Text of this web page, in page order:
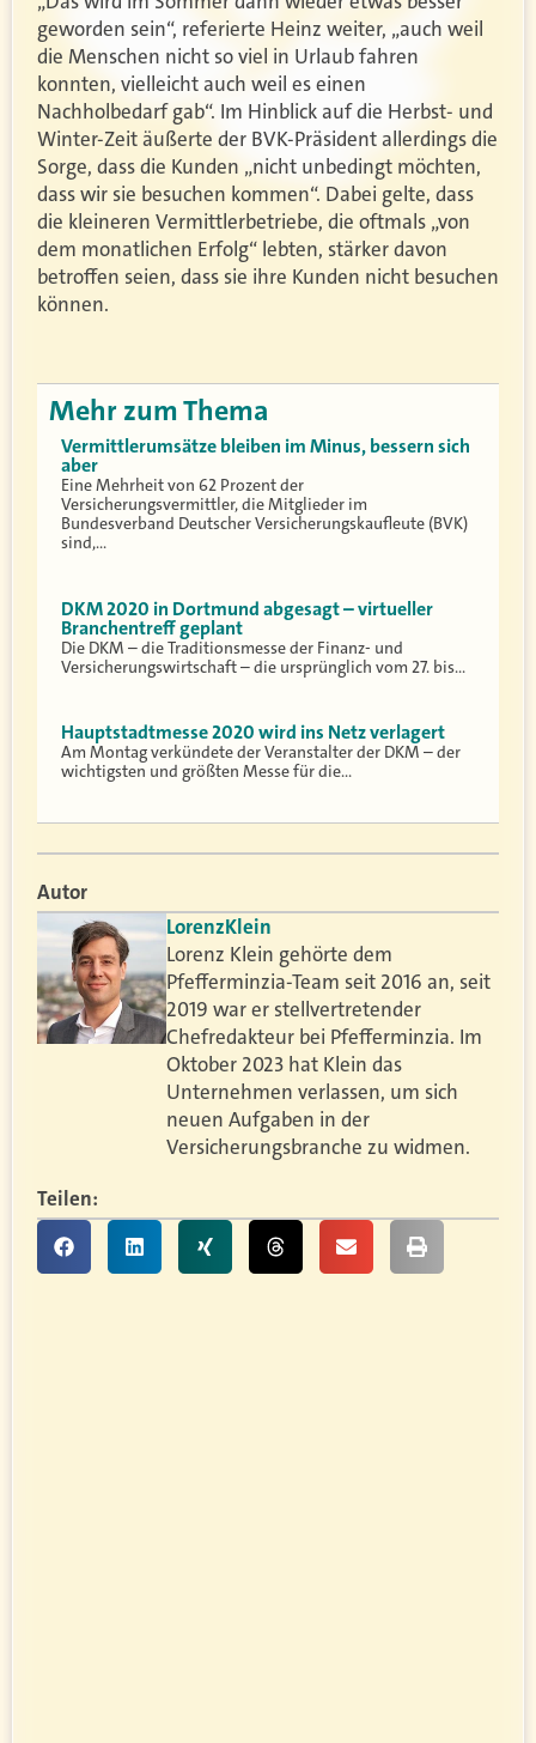
geworden sein“, referierte Heinz weiter, „auch weil
die Menschen nicht so viel in Urlaub fahren
konnten, vielleicht auch weil es einen
Nachholbedarf gab“. Im Hinblick auf die Herbst- und
Winter-Zeit äußerte der BVK-Präsident allerdings die
Sorge, dass die Kunden „nicht unbedingt möchten,
dass wir sie besuchen kommen“. Dabei gelte, dass
die kleineren Vermittlerbetriebe, die oftmals „von
dem monatlichen Erfolg“ lebten, stärker davon
betroffen seien, dass sie ihre Kunden nicht besuchen
können.
Mehr zum Thema
Vermittlerumsätze bleiben im Minus, bessern sich
aber
Eine Mehrheit von 62 Prozent der
Versicherungsvermittler, die Mitglieder im
Bundesverband Deutscher Versicherungskaufleute (BVK)
sind,…
DKM 2020 in Dortmund abgesagt – virtueller
Branchentreff geplant
Die DKM – die Traditionsmesse der Finanz- und
Versicherungswirtschaft – die ursprünglich vom 27. bis…
Hauptstadtmesse 2020 wird ins Netz verlagert
Am Montag verkündete der Veranstalter der DKM – der
wichtigsten und größten Messe für die…
Autor
LorenzKlein
Lorenz Klein gehörte dem
Pfefferminzia-Team seit 2016 an, seit
2019 war er stellvertretender
Chefredakteur bei Pfefferminzia. Im
Oktober 2023 hat Klein das
Unternehmen verlassen, um sich
neuen Aufgaben in der
Versicherungsbranche zu widmen.
Teilen: